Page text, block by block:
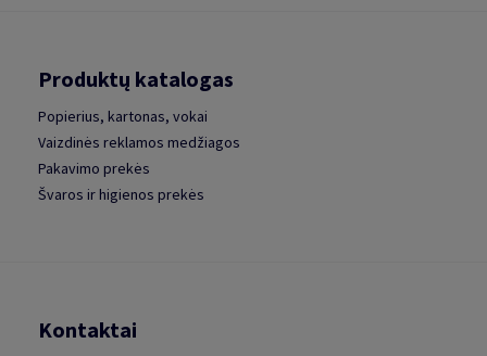
Produktų katalogas
Popierius, kartonas, vokai
Vaizdinės reklamos medžiagos
Pakavimo prekės
Švaros ir higienos prekės
Kontaktai